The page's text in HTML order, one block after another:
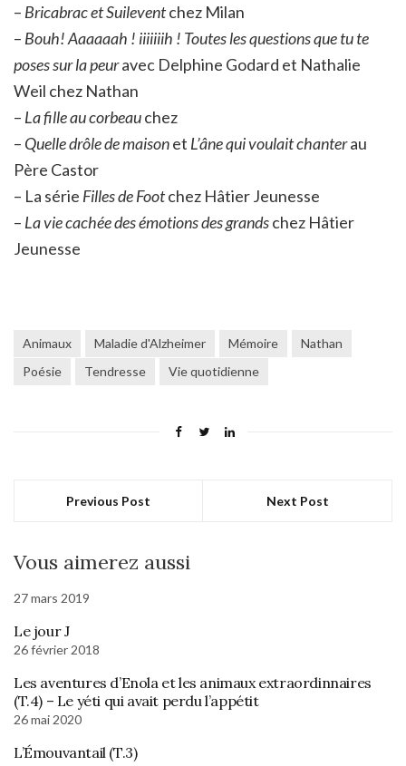
– Bricabrac et Suileventchez Milan
– Bouh! Aaaaaah ! iiiiiiih ! Toutes les questions que tu te
poses sur la peuravec Delphine Godard et Nathalie
Weil chez Nathan
– La fille au corbeauchez
– Quelle drôle de maisonet L’âne qui voulait chanterau
Père Castor
– La série Filles de Footchez Hâtier Jeunesse
– La vie cachée des émotions des grandschez Hâtier
Jeunesse
Animaux Maladie d'Alzheimer Mémoire
Nathan
Poésie
Tendresse Vie quotidienne
Previous Post Next Post
Vous aimerez aussi
27 mars 2019
Le jour J
26 février 2018
Les aventures d’Enola et les animaux extraordinnaires
(T.4) – Le yéti qui avait perdu l’appétit
26 mai 2020
L’Émouvantail (T.3)